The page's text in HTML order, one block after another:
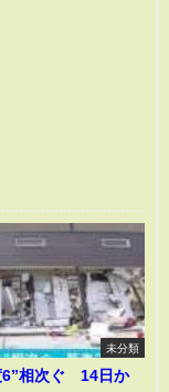
未分類
6”相次ぐ 14日か